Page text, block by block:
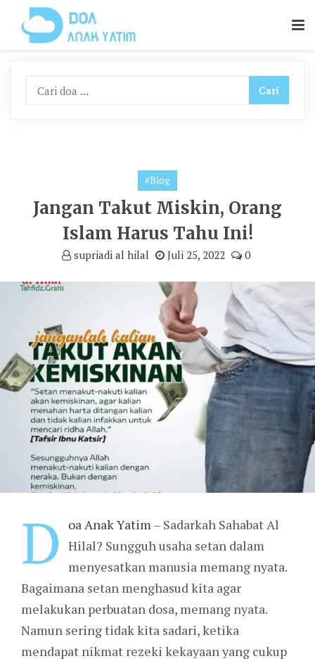
Content
#Blog
Jangan Takut Miskin, Orang
Islam Harus Tahu Ini!
supriadi al hilal Juli 25, 2022 0
D oa Anak Yatim– Sadarkah Sahabat Al
Hilal? Sungguh usaha setan dalam
menyesatkan manusia memang nyata.
Bagaimana setan menghasud kita agar
melakukan perbuatan dosa, memang nyata.
Namun sering tidak kita sadari, ketika
mendapat nikmat rezeki kekayaan yang cukup